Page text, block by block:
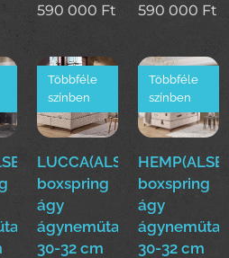
590 000 Ft 590 000 Ft
LUCCA(ALSE)160*200cm
boxspring
ágy
ágyneműtartóval
30-32 cm
Többféle
színben
boxspring
ágy
30-32 cm
Többféle
színben